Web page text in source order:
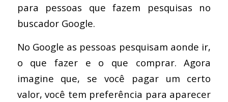
para pessoas que fazem pesquisas no
buscador Google.
No Google as pessoas pesquisam aonde ir,
o que fazer e o que comprar. Agora
imagine que, se você pagar um certo
valor, você tem preferência para aparecer